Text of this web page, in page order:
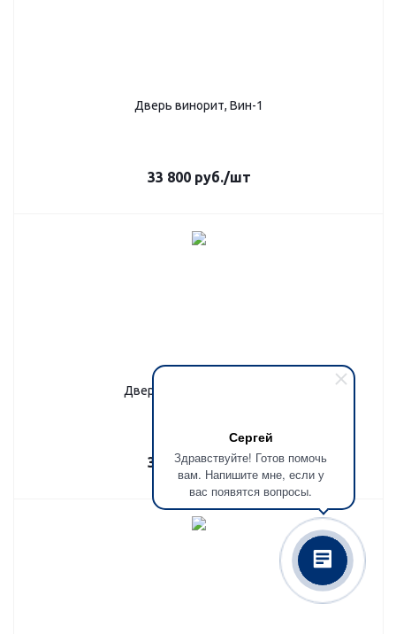
Сергей
Здравствуйте! Готов помочь
вам. Напишите мне, если у
вас появятся вопросы.
Дверь винорит, Вин-1
33 800руб./шт
Дверь с зеркалом, ММ-43
33 150руб./шт